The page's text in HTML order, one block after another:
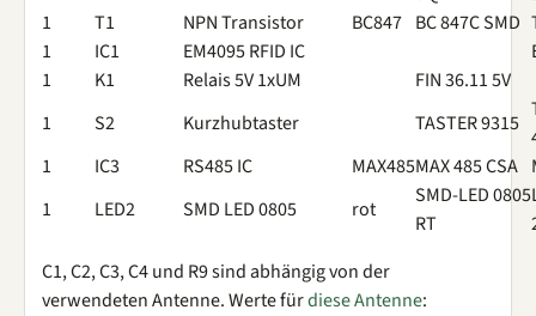
1
T1 NPN Transistor BC847 BC 847C SMD
1
IC1 EM4095 RFID IC
1
K1 Relais 5V 1xUM
FIN 36.11 5V
1
S2 Kurzhubtaster TASTER 9315
1
IC3 RS485 IC MAX485MAX 485 CSA
1
LED2 SMD LED 0805 rot
SMD-LED 0805
RT
C1, C2, C3, C4 und R9 sind abhängig von der
verwendeten Antenne. Werte fürdiese Antenne: